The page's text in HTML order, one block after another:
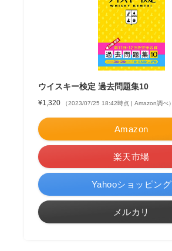
ウイスキー検定 過去問題集10
¥1,320 （2023/07/25 18:42時点 | Amazon調べ）
Amazon
楽天市場
Yahooショッピング
メルカリ